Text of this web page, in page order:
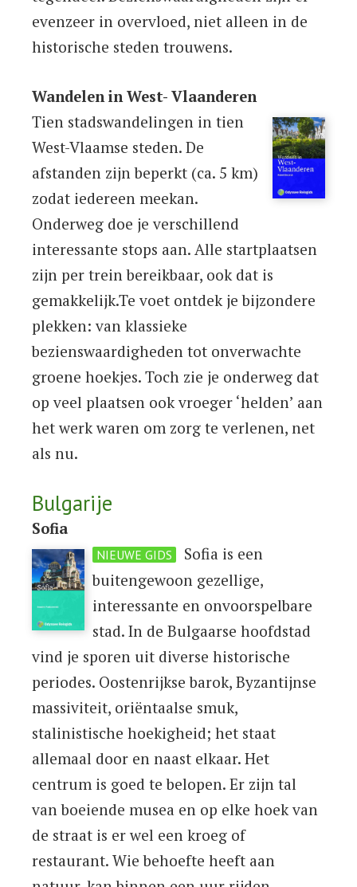
evenzeer in overvloed, niet alleen in de
historische steden trouwens.
Wandelen in West- Vlaanderen
Tien stadswandelingen in tien
West-Vlaamse steden. De
afstanden zijn beperkt (ca. 5 km)
zodat iedereen meekan.
Onderweg doe je verschillend
interessante stops aan. Alle startplaatsen
zijn per trein bereikbaar, ook dat is
gemakkelijk.Te voet ontdek je bijzondere
plekken: van klassieke
bezienswaardigheden tot onverwachte
groene hoekjes. Toch zie je onderweg dat
op veel plaatsen ook vroeger ‘helden’ aan
het werk waren om zorg te verlenen, net
als nu.
Bulgarije
Sofia
NIEUWE GIDS
Sofia is een
buitengewoon gezellige,
interessante en onvoorspelbare
stad. In de Bulgaarse hoofdstad
vind je sporen uit diverse historische
periodes. Oostenrijkse barok, Byzantijnse
massiviteit, oriëntaalse smuk,
stalinistische hoekigheid; het staat
allemaal door en naast elkaar. Het
centrum is goed te belopen. Er zijn tal
van boeiende musea en op elke hoek van
de straat is er wel een kroeg of
restaurant. Wie behoefte heeft aan